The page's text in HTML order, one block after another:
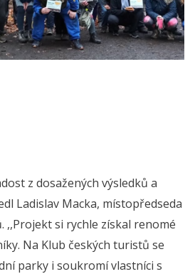
z dosažených výsledků a
Ladislav Macka, místopředseda
,,Projekt si rychle získal renomé
Na Klub českých turistů se
parky i soukromí vlastníci s